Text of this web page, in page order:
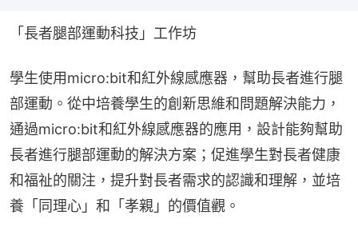
「長者腿部運動科技」工作坊
學生使用micro:bit和紅外線感應器，幫助長者進行腿
部運動。從中培養學生的創新思維和問題解決能力，
通過micro:bit和紅外線感應器的應用，設計能夠幫助
長者進行腿部運動的解決方案；促進學生對長者健康
和福祉的關注，提升對長者需求的認識和理解，並培
養「同理心」和「孝親」的價值觀。